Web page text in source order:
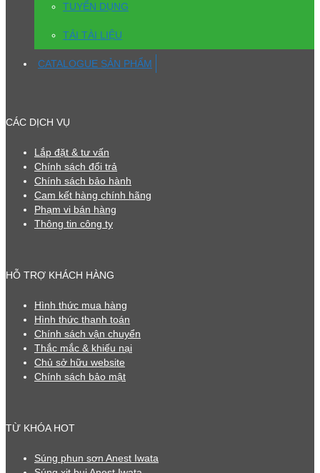
TUYỂN DỤNG
TẢI TÀI LIỆU
CATALOGUE SẢN PHẨM
CÁC DỊCH VỤ
Lắp đặt & tư vấn
Chính sách đổi trả
Chính sách bảo hành
Cam kết hàng chính hãng
Phạm vi bán hàng
Thông tin công ty
HỖ TRỢ KHÁCH HÀNG
Hình thức mua hàng
Hình thức thanh toán
Chính sách vận chuyển
Thắc mắc & khiếu nại
Chủ sở hữu website
Chính sách bảo mật
TỪ KHÓA HOT
Súng phun sơn Anest Iwata